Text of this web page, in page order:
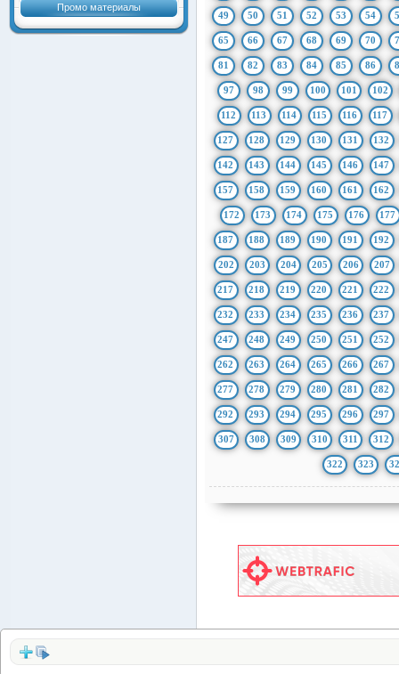
Промо материалы
49 50 51 52 53 54
65 66 67 68 69 70
81 82 83 84 85 86
97 98 99 100 101 102
112 113 114 115 116 117
127 128 129 130 131 132
142 143 144 145 146 147
157 158 159 160 161 162
172 173 174 175 176 177
187 188 189 190 191 192
202 203 204 205 206 207
217 218 219 220 221 222
232 233 234 235 236 237
247 248 249 250 251 252
262 263 264 265 266 267
277 278 279 280 281 282
292 293 294 295 296 297
307 308 309 310 311 312
322 323